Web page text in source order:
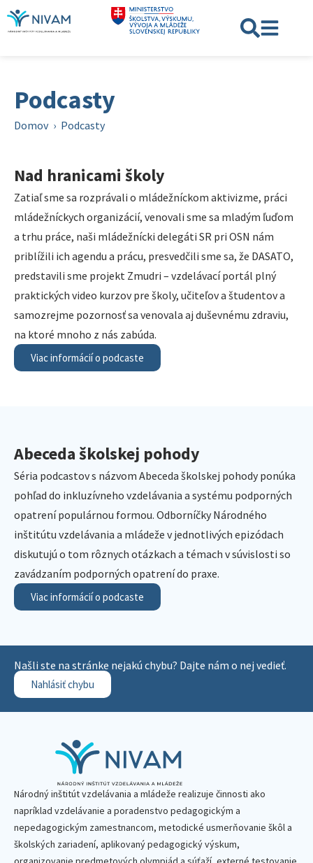
Podcasty
Domov › Podcasty
Nad hranicami školy
Zatiaľ sme sa rozprávali o mládežníckom aktivizme, práci
mládežníckych organizácií, venovali sme sa mladým ľuďom
a trhu práce, naši mládežnícki delegáti SR pri OSN nám
priblížili ich agendu a prácu, presvedčili sme sa, že DASATO,
predstavili sme projekt Zmudri – vzdelávací portál plný
praktických video kurzov pre školy, učiteľov a študentov a
samozrejme pozornosť sa venovala aj duševnému zdraviu,
na ktoré mnoho z nás zabúda.
Viac informácií o podcaste
Abeceda školskej pohody
Séria podcastov s názvom Abeceda školskej pohody ponúka
pohľad do inkluzívneho vzdelávania a systému podporných
opatrení populárnou formou. Odborníčky Národného
inštitútu vzdelávania a mládeže v jednotlivých epizódach
diskutujú o tom rôznych otázkach a témach v súvislosti so
zavádzaním podporných opatrení do praxe.
Viac informácií o podcaste
Našli ste na stránke nejakú chybu? Dajte nám o nej vedieť.
Nahlásiť chybu
Národný inštitút vzdelávania a mládeže realizuje činnosti ako
napríklad vzdelávanie a poradenstvo pedagogickým a
nepedagogickým zamestnancom, metodické usmerňovanie škôl a
školských zariadení, aplikovaný pedagogický výskum,